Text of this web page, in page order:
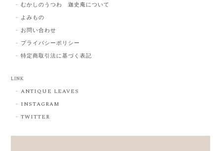
むかしのうつわ 迦史庵について
よみもの
お問い合わせ
プライバシーポリシー
特定商取引法に基づく表記
LINK
ANTIQUE LEAVES
INSTAGRAM
TWITTER